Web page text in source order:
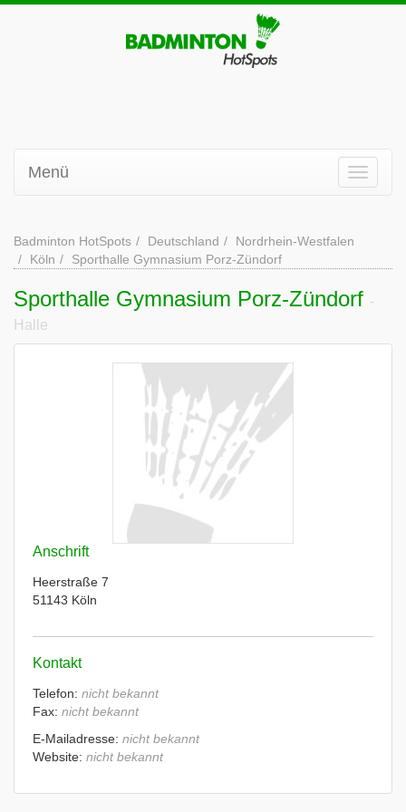
Menü
Badminton HotSpots Deutschland
Nordrhein-Westfalen
Köln
Sporthalle Gymnasium Porz-Zündorf
Sporthalle Gymnasium Porz-Zündorf -
Halle
Anschrift
Heerstraße 7
51143 Köln
Kontakt
Telefon: nicht bekannt
Fax: nicht bekannt
E-Mailadresse: nicht bekannt
Website: nicht bekannt